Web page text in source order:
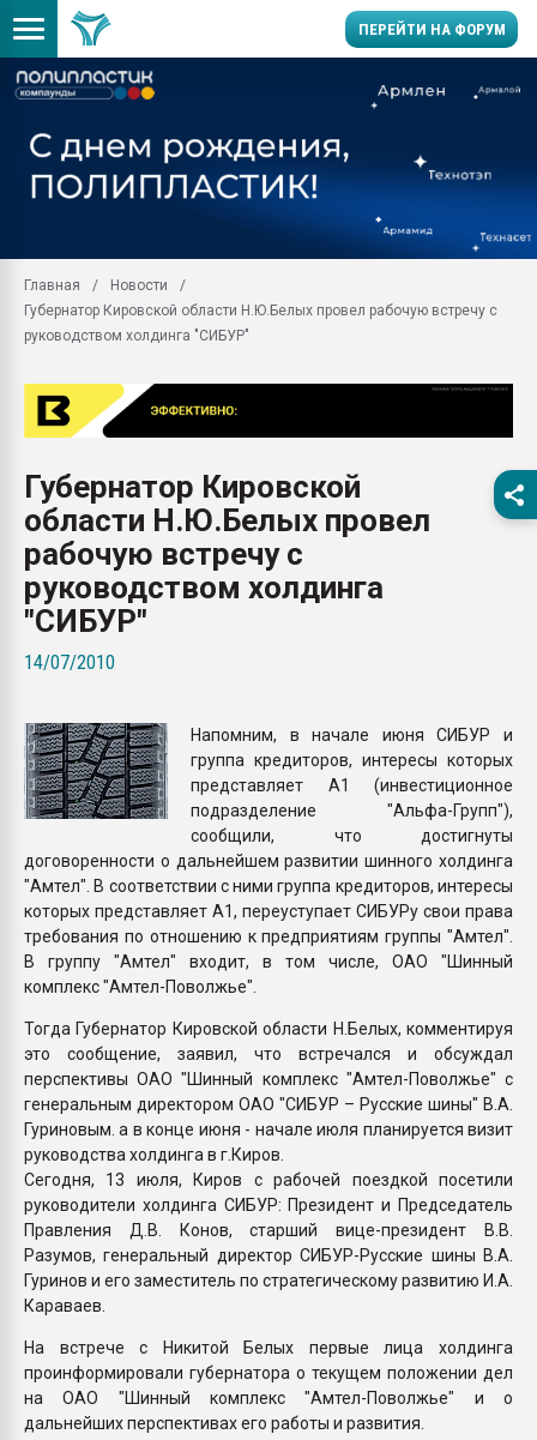
ПЕРЕЙТИ НА ФОРУМ
заводу пластмасс"
первый план в
28.07.2026
ситуацией на
бутылок
Главная
Новости
Губернатор Кировской области Н.Ю.Белых провел рабочую встречу с
руководством холдинга "СИБУР"
Губернатор Кировской
области Н.Ю.Белых провел
рабочую встречу с
руководством холдинга
"СИБУР"
14/07/2010
Напомним, в начале июня СИБУР и
группа кредиторов, интересы которых
представляет А1 (инвестиционное
подразделение "Альфа-Групп"),
сообщили, что достигнуты
договоренности о дальнейшем развитии шинного холдинга
"Амтел". В соответствии с ними группа кредиторов, интересы
которых представляет А1, переуступает СИБУРу свои права
требования по отношению к предприятиям группы "Амтел".
В группу "Амтел" входит, в том числе, ОАО "Шинный
комплекс "Амтел-Поволжье".
Тогда Губернатор Кировской области Н.Белых, комментируя
это сообщение, заявил, что встречался и обсуждал
перспективы ОАО "Шинный комплекс "Амтел-Поволжье" с
генеральным директором ОАО "СИБУР – Русские шины" В.А.
Гуриновым. а в конце июня - начале июля планируется визит
руководства холдинга в г.Киров.
Сегодня, 13 июля, Киров с рабочей поездкой посетили
руководители холдинга СИБУР: Президент и Председатель
Правления Д.В. Конов, старший вице-президент В.В.
Разумов, генеральный директор СИБУР-Русские шины В.А.
Гуринов и его заместитель по стратегическому развитию И.А.
Караваев.
На встрече с Никитой Белых первые лица холдинга
проинформировали губернатора о текущем положении дел
на ОАО "Шинный комплекс "Амтел-Поволжье" и о
дальнейших перспективах его работы и развития.